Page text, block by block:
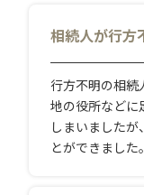
相続人が行方
行方不明の相続
地の役所などに
しまいました
とができました。